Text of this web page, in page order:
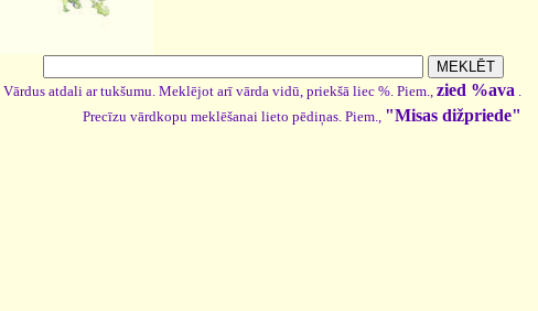
Vārdus atdali ar tukšumu. Meklējot arī vārda vidū, priekšā liec %. Piem., zied %ava .
Precīzu vārdkopu meklēšanai lieto pēdiņas. Piem., "Misas dižpriede"